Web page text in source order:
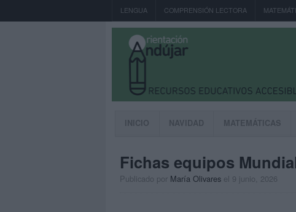
LENGUA COMPRENSIÓN LECTORA
INICIO NAVIDAD MATEMÁTICAS
Fichas equipos
Publicado por María Olivares el 9 junio, 2026